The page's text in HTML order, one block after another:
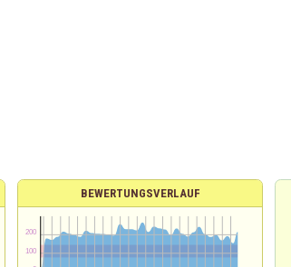
BEWERTUNGSVERLAUF